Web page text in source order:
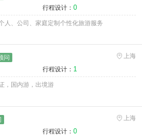
行程设计： 0
人、公司、家庭定制个性化旅游服务
问
上海
行程设计： 1
，国内游，出境游
上海
行程设计： 0